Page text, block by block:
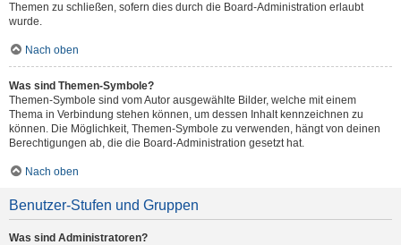
Themen zu schließen, sofern dies durch die Board-Administration erlaubt
wurde.
Nach oben
Was sind Themen-Symbole?
Themen-Symbole sind vom Autor ausgewählte Bilder, welche mit einem
Thema in Verbindung stehen können, um dessen Inhalt kennzeichnen zu
können. Die Möglichkeit, Themen-Symbole zu verwenden, hängt von deinen
Berechtigungen ab, die die Board-Administration gesetzt hat.
Nach oben
Benutzer-Stufen und Gruppen
Was sind Administratoren?